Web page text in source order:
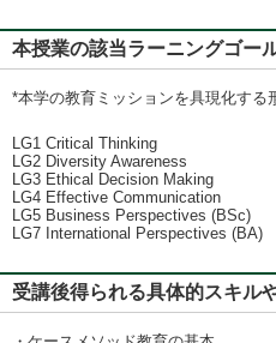
本授業の該当ラーニングゴ
*本学の教育ミッションを具現化する
LG1 Critical Thinking
LG2 Diversity Awareness
LG3 Ethical Decision Making
LG4 Effective Communication
LG5 Business Perspectives (BSc)
LG7 International Perspectives (BA)
受講後得られる具体的スキ